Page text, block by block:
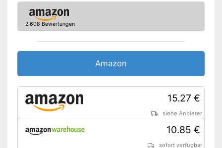
2,608 Bewertungen
Amazon
15.27 €
siehe Anbieter
10.85 €
sofort verfügbar